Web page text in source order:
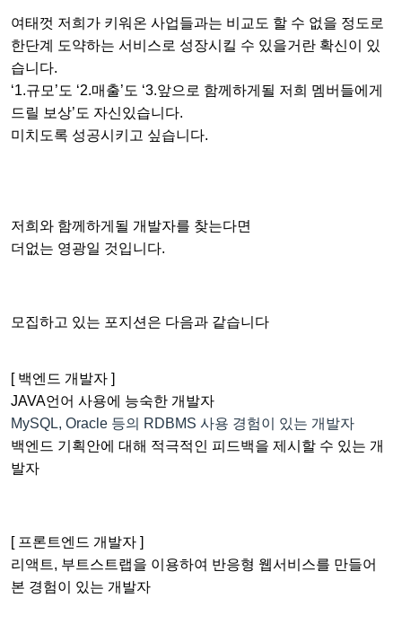
여태껏 저희가 키워온 사업들과는 비교도 할 수 없을 정도로
한단계 도약하는 서비스로 성장시킬 수 있을거란 확신이 있
습니다.
‘1.규모’도 ‘2.매출’도 ‘3.앞으로 함께하게될 저희 멤버들에게
드릴 보상’도 자신있습니다.
미치도록 성공시키고 싶습니다.
저희와 함께하게될 개발자를 찾는다면
더없는 영광일 것입니다.
모집하고 있는 포지션은 다음과 같습니다
[ 백엔드 개발자 ]
JAVA언어 사용에 능숙한 개발자
MySQL, Oracle 등의 RDBMS 사용 경험이 있는 개발자
백엔드 기획안에 대해 적극적인 피드백을 제시할 수 있는 개
발자
[ 프론트엔드 개발자 ]
리액트, 부트스트랩을 이용하여 반응형 웹서비스를 만들어
본 경험이 있는 개발자